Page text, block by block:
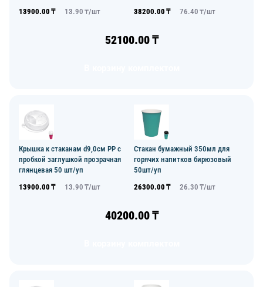
13900.00 ₸ 13.90 ₸/шт
38200.00 ₸ 76.40 ₸/шт
52100.00₸
Крышка к стаканам d9,0см PP с
пробкой заглушкой прозрачная
глянцевая 50 шт/уп
13900.00 ₸ 13.90 ₸/шт
Стакан бумажный 350мл для
горячих напитков бирюзовый
50шт/уп
26300.00 ₸ 26.30 ₸/шт
40200.00₸